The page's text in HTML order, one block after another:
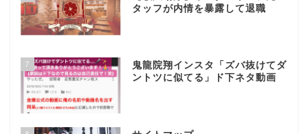
タッフが内情を暴露して退職
7
鬼龍院翔インスタ「ズバ抜けてダ
ントツに似てる」ド下ネタ動画